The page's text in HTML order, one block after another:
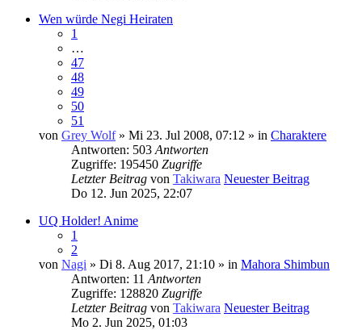
Wen würde Negi Heiraten
1
…
47
48
49
50
51
von Grey Wolf» Mi 23. Jul 2008, 07:12 » in Charaktere
Antworten: 503 Antworten
Zugriffe: 195450 Zugriffe
Letzter Beitrag von Takiwara Neuester Beitrag
Do 12. Jun 2025, 22:07
UQ Holder! Anime
1
2
von Nagi » Di 8. Aug 2017, 21:10 » in Mahora Shimbun
Antworten: 11 Antworten
Zugriffe: 128820 Zugriffe
Letzter Beitrag von Takiwara Neuester Beitrag
Mo 2. Jun 2025, 01:03